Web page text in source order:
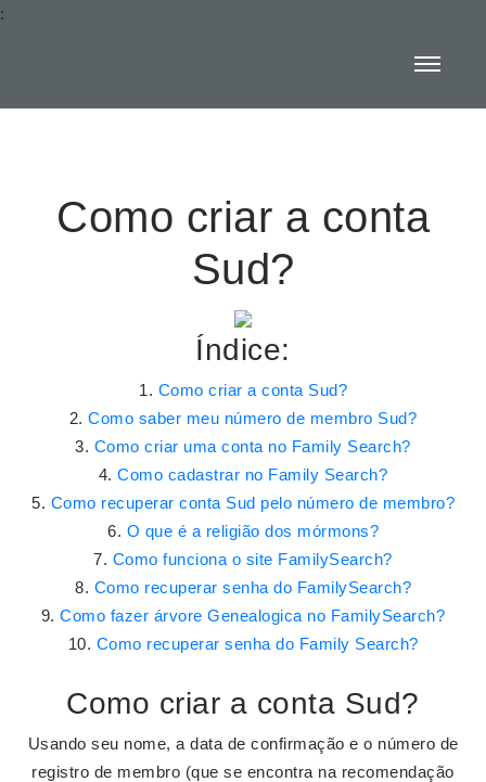
:
Como criar a conta
Sud?
Índice:
Como criar a conta Sud?
Como saber meu número de membro Sud?
Como criar uma conta no Family Search?
Como cadastrar no Family Search?
Como recuperar conta Sud pelo número de membro?
O que é a religião dos mórmons?
Como funciona o site FamilySearch?
Como recuperar senha do FamilySearch?
Como fazer árvore Genealogica no FamilySearch?
Como recuperar senha do Family Search?
Como criar a conta Sud?
Usando seu nome, a data de confirmação e o número de
registro de membro (que se encontra na recomendação